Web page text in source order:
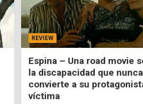
REVIEW
Espina – Una road movie
la discapacidad que nunca
convierte a su
víctima